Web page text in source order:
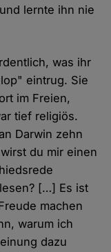
lernte ihn nie
was ihr
eintrug. Sie
im Freien,
tief religiös.
Darwin zehn
du mir einen
[…] Es ist
machen
warum ich
dazu